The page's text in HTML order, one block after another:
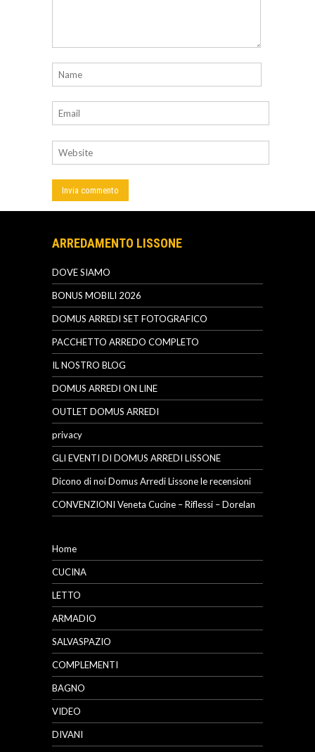
ARREDAMENTO LISSONE
DOVE SIAMO
BONUS MOBILI 2026
DOMUS ARREDI SET FOTOGRAFICO
PACCHETTO ARREDO COMPLETO
IL NOSTRO BLOG
DOMUS ARREDI ON LINE
OUTLET DOMUS ARREDI
privacy
GLI EVENTI DI DOMUS ARREDI LISSONE
Dicono di noi Domus Arredi Lissone le recensioni
CONVENZIONI Veneta Cucine – Riflessi – Dorelan
Home
CUCINA
LETTO
ARMADIO
SALVASPAZIO
COMPLEMENTI
BAGNO
VIDEO
DIVANI